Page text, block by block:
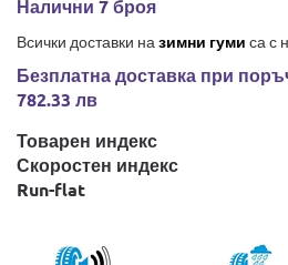
Налични 7 броя
Всички доставки на зимни гуми са с
Безплатна доставка при
782.33 лв
Товарен индекс
Скоростен индекс
Run-flat